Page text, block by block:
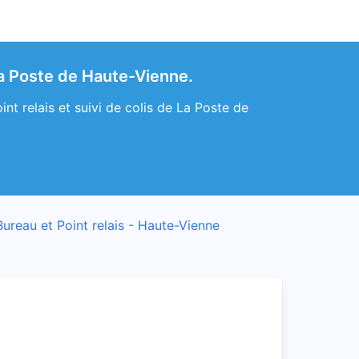
Poste de Haute-Vienne.
relais et suivi de colis de La Poste de
et Point relais - Haute-Vienne